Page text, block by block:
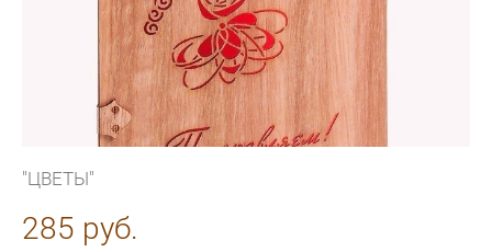
"ЦВЕТЫ"
285 pуб.